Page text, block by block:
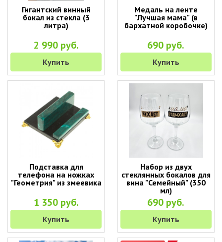
Гигантский винный
бокал из стекла (3
литра)
2 990 руб.
Купить
Медаль на ленте
"Лучшая мама" (в
бархатной коробочке)
690 руб.
Купить
Подставка для
телефона на ножках
"Геометрия" из змеевика
1 350 руб.
Купить
Набор из двух
стеклянных бокалов для
вина "Семейный" (350
мл)
690 руб.
Купить